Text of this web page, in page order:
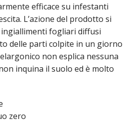
efficace su infestanti
L’azione del prodotto si
fogliari diffusi
delle parti colpite in un giorno
non esplica nessuna
inquina il suolo ed è molto
zero